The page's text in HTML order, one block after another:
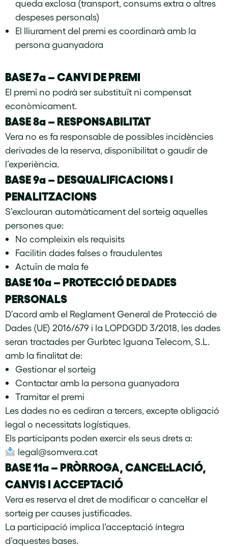
queda exclosa (transport, consums extra o altres
despeses personals)
El lliurament del premi es coordinarà amb la
persona guanyadora
BASE 7a – CANVI DE PREMI
El premi no podrà ser substituït ni compensat
econòmicament.
BASE 8a – RESPONSABILITAT
Vera no es fa responsable de possibles incidències
derivades de la reserva, disponibilitat o gaudir de
l’experiència.
BASE 9a – DESQUALIFICACIONS I
PENALITZACIONS
S’exclouran automàticament del sorteig aquelles
persones que:
No compleixin els requisits
Facilitin dades falses o fraudulentes
Actuïn de mala fe
BASE 10a – PROTECCIÓ DE DADES
PERSONALS
D’acord amb el Reglament General de Protecció de
Dades (UE) 2016/679 i la LOPDGDD 3/2018, les dades
seran tractades per Gurbtec Iguana Telecom, S.L.
amb la finalitat de:
Gestionar el sorteig
Contactar amb la persona guanyadora
Tramitar el premi
Les dades no es cediran a tercers, excepte obligació
legal o necessitats logístiques.
Els participants poden exercir els seus drets a:
legal@somvera.cat
BASE 11a – PRÒRROGA, CANCEL·LACIÓ,
CANVIS I ACCEPTACIÓ
Vera es reserva el dret de modificar o cancel·lar el
sorteig per causes justificades.
La participació implica l’acceptació íntegra
d’aquestes bases.